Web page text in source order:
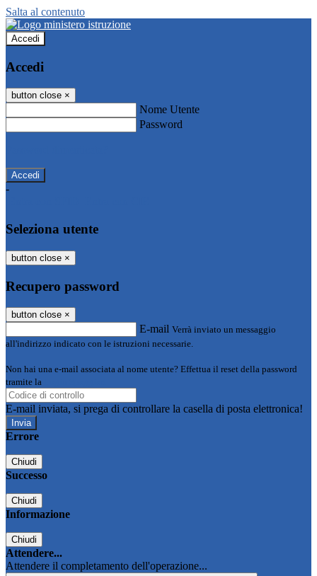
Salta al contenuto
Accedi
Accedi
button close ×
Nome Utente
Password
-
Seleziona utente
button close ×
Recupero password
button close ×
E-mail Verrà inviato un messaggio
all'indirizzo indicato con le istruzioni necessarie.
Non hai una e-mail associata al nome utente? Effettua il reset della password
tramite la
E-mail inviata, si prega di controllare la casella di posta elettronica!
Errore
Chiudi
Successo
Chiudi
Informazione
Chiudi
Attendere...
Attendere il completamento dell'operazione...